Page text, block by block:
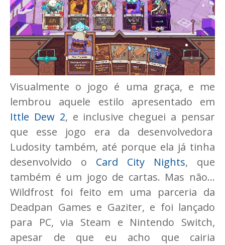
Visualmente o jogo é uma graça, e me
lembrou aquele estilo apresentado em
Ittle Dew 2, e inclusive cheguei a pensar
que esse jogo era da desenvolvedora
Ludosity também, até porque ela já tinha
desenvolvido o Card City Nights, que
também é um jogo de cartas. Mas não...
Wildfrost foi feito em uma parceria da
Deadpan Games e Gaziter, e foi lançado
para PC, via Steam e Nintendo Switch,
apesar de que eu acho que cairia